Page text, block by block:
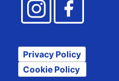
Privacy Policy
Cookie Policy